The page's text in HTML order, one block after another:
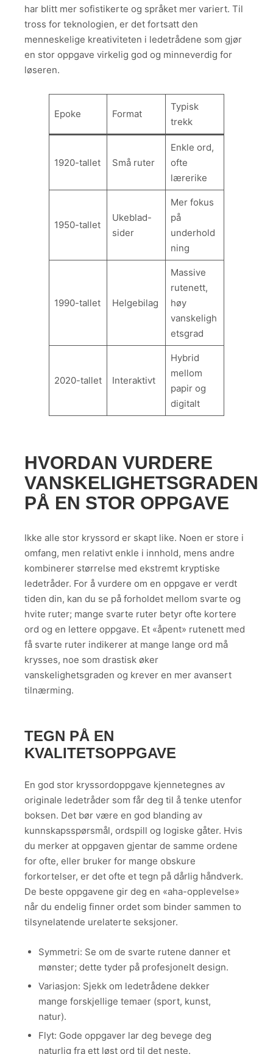
har blitt mer sofistikerte og språket mer variert. Til
tross for teknologien, er det fortsatt den
menneskelige kreativiteten i ledetrådene som gjør
en stor oppgave virkelig god og minneverdig for
løseren.
Epoke Format
Typisk
trekk
1920-tallet Små ruter
Enkle ord,
ofte
lærerike
1950-tallet
Ukeblad-
sider
Mer fokus
på
underhold
ning
1990-tallet Helgebilag
Massive
rutenett,
høy
vanskeligh
etsgrad
2020-tallet Interaktivt
Hybrid
mellom
papir og
digitalt
HVORDAN VURDERE
VANSKELIGHETSGRADEN
PÅ EN STOR OPPGAVE
Ikke alle stor kryssord er skapt like. Noen er store i
omfang, men relativt enkle i innhold, mens andre
kombinerer størrelse med ekstremt kryptiske
ledetråder. For å vurdere om en oppgave er verdt
tiden din, kan du se på forholdet mellom svarte og
hvite ruter; mange svarte ruter betyr ofte kortere
ord og en lettere oppgave. Et «åpent» rutenett med
få svarte ruter indikerer at mange lange ord må
krysses, noe som drastisk øker
vanskelighetsgraden og krever en mer avansert
tilnærming.
TEGN PÅ EN
KVALITETSOPPGAVE
En god stor kryssordoppgave kjennetegnes av
originale ledetråder som får deg til å tenke utenfor
boksen. Det bør være en god blanding av
kunnskapsspørsmål, ordspill og logiske gåter. Hvis
du merker at oppgaven gjentar de samme ordene
for ofte, eller bruker for mange obskure
forkortelser, er det ofte et tegn på dårlig håndverk.
De beste oppgavene gir deg en «aha-opplevelse»
når du endelig finner ordet som binder sammen to
tilsynelatende urelaterte seksjoner.
Symmetri: Se om de svarte rutene danner et
mønster; dette tyder på profesjonelt design.
Variasjon: Sjekk om ledetrådene dekker
mange forskjellige temaer (sport, kunst,
natur).
Flyt: Gode oppgaver lar deg bevege deg
naturlig fra ett løst ord til det neste.